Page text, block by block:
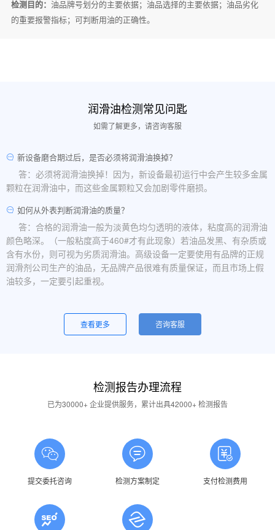
检测目的： 油品牌号划分的主要依据；油品选择的主要依据；油品劣化
的重要报警指标；可判断用油的正确性。
润滑油检测常见问匙
如需了解更多，请咨询客服
新设备磨合期过后，是否必须将润滑油换掉？
答：必须将润滑油换掉！因为，新设备最初运行中会产生较多金属
颗粒在润滑油中，而这些金属颗粒又会加剧零件磨损。
如何从外表判断润滑油的质量？
答：合格的润滑油一般为淡黄色均匀透明的液体，粘度高的润滑油
颜色略深。（一般粘度高于460#才有此现象）若油品发黑、有杂质或
含有水份，则可视为劣质润滑油。高级设备一定要使用有品牌的正规
润滑剂公司生产的油品，无品牌产品很难有质量保证，而且市场上假
油较多，一定要引起重视。
一般是润滑油质量问题，合格的润滑油使用中不应出现大量泡沫，
用户不应采用会产生泡沫的润滑油。还有一个可能的原因是混油可能
答：一般情况下油品发白是由于油箱进水后造成的，是乳化现象，
应避免水进入润滑油箱体或避免雨水进入已开封的油桶中。具体操作
润滑油的号数是什么意思？
答：根据ISO标准，工业润滑油按40℃ 温度条件下测定的粘度分
为若干个粘度等级，数据越大则粘度越高，因此润滑油的号数指其粘
润滑油粘度高是否说明润滑油质量好？
查看更多 咨询客服
检测报告办理流程
已为30000+ 企业提供服务，累计出具42000+ 检测报告
提交委托咨询 检测方案制定 支付检测费用